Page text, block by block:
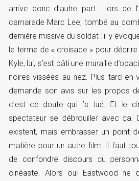
arrive donc d’autre part : lors de
camarade Marc Lee, tombé au
dernière missive du soldat : il y
le terme de « croisade » pour décrire
Kyle, lui, s’est bâti une muraille
noires vissées au nez. Plus tard en
demande son avis sur les propos
c’est ce doute qui l’a tué. Et le
spectateur se débrouiller avec ça.
existent, mais embrasser un point
matière pour un autre film. Il faut
de confondre discours du
cinéaste. Alors oui Eastwood ne